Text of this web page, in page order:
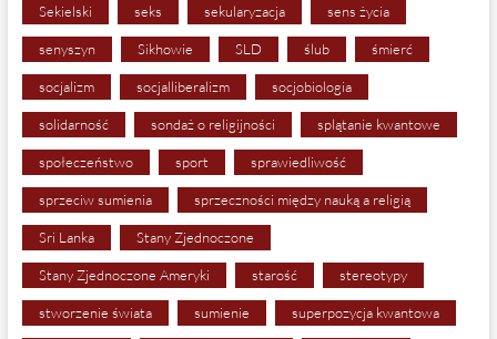
Sekielski seks sekularyzacja sens życia
senyszyn Sikhowie SLD ślub śmierć
socjalizm socjalliberalizm socjobiologia
solidarność sondaż o religijności splątanie kwantowe
społeczeństwo sport sprawiedliwość
sprzeciw sumienia sprzeczności między nauką a religią
Sri Lanka Stany Zjednoczone
Stany Zjednoczone Ameryki starość stereotypy
stworzenie świata sumienie superpozycja kwantowa